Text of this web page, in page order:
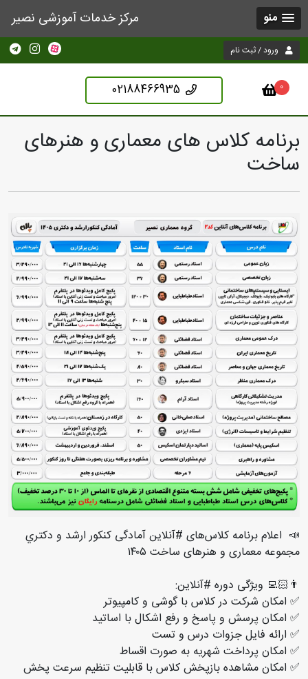
مرکز خدمات آموزشی نصیر منو
ورود / ثبت نام
0
02188466935
برنامه کلاس های معماری و هنرهای
ساخت
📣 اعلام برنامه کلاس‌های #آنلاین آمادگی کنکور ارشد و دكتري
مجموعه معماری و هنرهای ساخت ۱۴۰۵
👨🏻‍💻 ویژگی دوره #آنلاین:
✅ امکان شرکت در کلاس با گوشی و کامپیوتر
✅ امکان پرسش و پاسخ و رفع اشکال با اساتید
✅ ارائه فایل جزوات درس و تست
✅ امکان پرداخت شهریه به صورت اقساط
✅ امکان مشاهده بازپخش کلاس با قابلیت تنظیم سرعت پخش